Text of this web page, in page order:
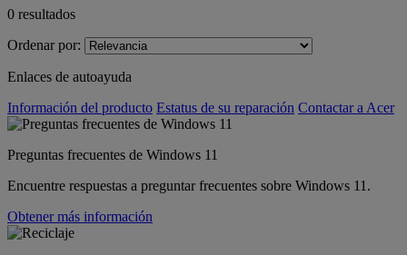
0 resultados
Ordenar por:
Enlaces de autoayuda
Información del producto Estatus de su reparación Contactar a Acer
Preguntas frecuentes de Windows 11
Encuentre respuestas a preguntar frecuentes sobre Windows 11.
Obtener más información